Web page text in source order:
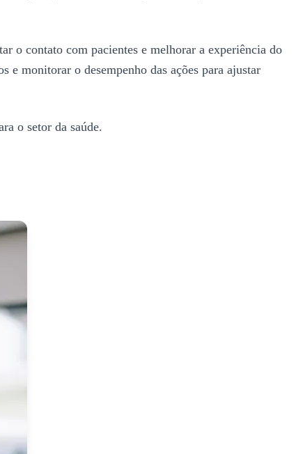
o contato com pacientes e melhorar a experiência do
monitorar o desempenho das ações para ajustar
o setor da saúde.